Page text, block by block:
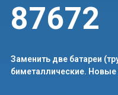
87672
Заменить две батареи
биметаллические. Новые